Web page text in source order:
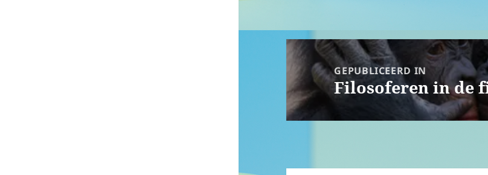
Bericht
navigatieGEPUBLICEERD IN
Filosoferen in de